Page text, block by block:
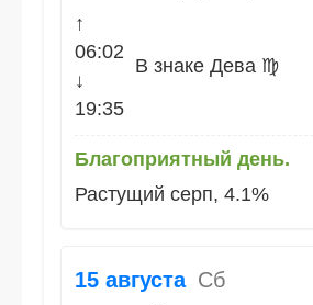
↑
06:02
↓
19:35
В знаке Дева ♍
Благоприятный день.
Растущий серп, 4.1%
15 августа Сб